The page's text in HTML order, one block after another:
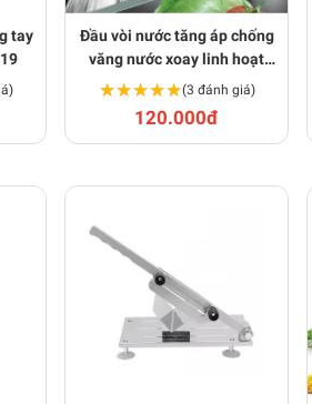
tay
Đầu vòi nước tăng áp chống
văng nước xoay linh hoạt
BA1679
★★★★★
★★★★★(3 đánh giá)
120.000đ